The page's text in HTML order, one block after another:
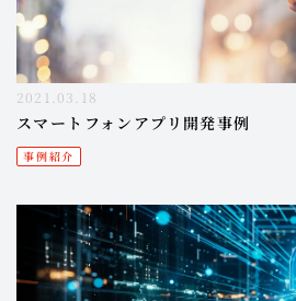
2021.03.18
スマートフォンアプリ開発事例
事例紹介